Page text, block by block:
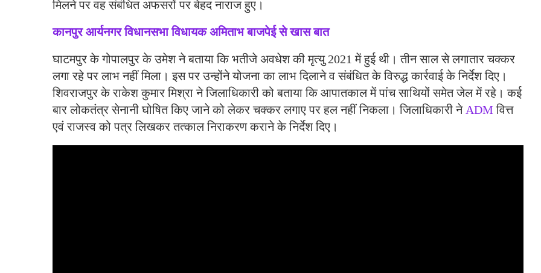
मिलने पर वह संबंधित अफसरों पर बेहद नाराज हुए।
कानपुर आर्यनगर विधानसभा विधायक अमिताभ बाजपेई से खास बात
घाटमपुर के गोपालपुर के उमेश ने बताया कि भतीजे अवधेश की मृत्यु 2021 में हुई थी। तीन साल से लगातार चक्कर
लगा रहे पर लाभ नहीं मिला। इस पर उन्होंने योजना का लाभ दिलाने व संबंधित के विरुद्ध कार्रवाई के निर्देश दिए।
शिवराजपुर के राकेश कुमार मिश्रा ने जिलाधिकारी को बताया कि आपातकाल में पांच साथियों समेत जेल में रहे। कई
बार लोकतंत्र सेनानी घोषित किए जाने को लेकर चक्कर लगाए पर हल नहीं निकला। जिलाधिकारी नेADMवित्त
एवं राजस्व को पत्र लिखकर तत्काल निराकरण कराने के निर्देश दिए।